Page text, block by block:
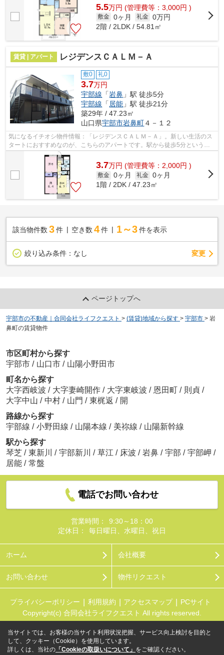
5.5万円 (管理費等：3,000円 )
敷金 0ヶ月 礼金 0万円
2階 / 2LDK / 54.81㎡
賃貸 | アパート レジデンスＣＡＬＭ－Ａ
敷0 礼0
3.7万円
宇部線 「岩鼻 」駅 徒歩5分
宇部線 「 居能 」駅 徒歩21分
築29年 / 47.23㎡
山口県宇部市岩鼻町４－１２
気になるイチオシ物件情報：「レジデンスＣＡＬＭ－Ａ」。新しい生活のス
タートにおすすめなのが、こちらのアパートです。駅から徒歩5分というの
は遊びたい盛りの学生にも魅力的です。...
3.7万円 (管理費等：2,000円 )
敷金 0ヶ月 礼金 0ヶ月
1階 / 2DK / 47.23㎡
該当物件数 3件 空き数 4 件 1～3 件を表示
絞り込み条件： なし 変更
ページトップへ
宇部市の不動産｜合同会社ライフクエスト > (賃貸)地域から探す > 宇部市 > 岩
鼻町の賃貸物件
市区町村から探す
宇部市 / 山口市 / 山陽小野田市
町名から探す
大字西岐波 / 大字妻崎開作 / 大字東岐波 / 恩田町 / 則貞 /
大字中山 / 中村 / 山門 / 東梶返 / 開
路線から探す
宇部線 / 小野田線 / 山陽本線 / 美祢線 / 山陽新幹線
駅から探す
琴芝 / 東新川 / 宇部新川 / 草江 / 床波 / 岩鼻 / 宇部 / 宇部岬 /
居能 / 常盤
電話でお問い合わせ
営業時間：
9:30～18：00
定休日：
毎日曜日、水曜日、祝日
ホーム 会社概要
お問い合わせ 物件リクエスト
プライバシーポリシー 利用規約 アクセスマップ
PCサイト
Copyright(c) 合同会社ライフクエスト All rights reserved.
当サイトでは、お客様の当サイト利用状況把握、サービス向上検討を目的と
して、クッキー（Cookie）を使用しています。
詳しくは、当社の 「Cookieの取扱いについて」 をご確認ください。